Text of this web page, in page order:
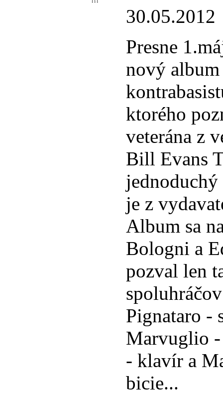
30.05.2012
Presne
nový
ktorého
veterána z
Bill Evans
jednoduchý
je z
Album sa
Bologni a
pozval len
Pignataro -
Marvuglio -
- klavír a
bicie...